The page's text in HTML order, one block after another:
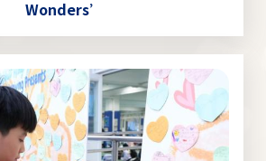
Wonders’